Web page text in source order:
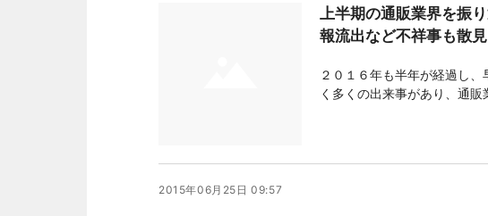
上半期の通販業界を
報流出など不祥事も散見
２０１６年も半年が経過し
く多くの出来事があり、通
パクトのあるニュースが相
2015年06月25日 09:57